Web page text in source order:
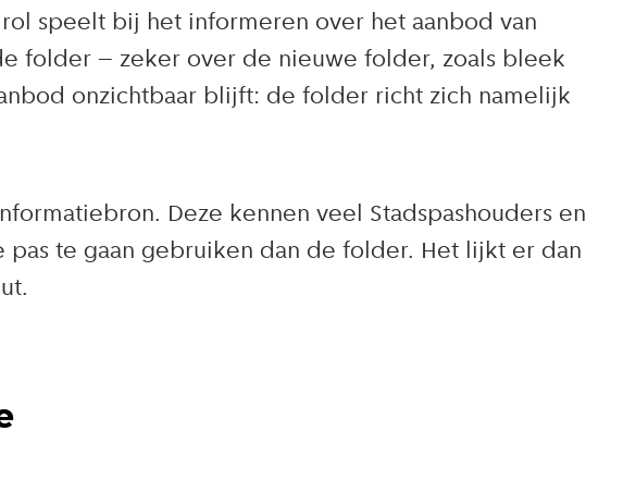
speelt bij het informeren over het aanbod van
folder – zeker over de nieuwe folder, zoals bleek
onzichtbaar blijft: de folder richt zich namelijk
Deze kennen veel Stadspashouders en
te gaan gebruiken dan de folder. Het lijkt er dan